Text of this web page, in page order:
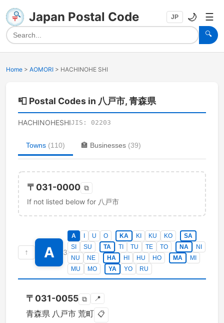
Japan Postal Code
🔍
JP 🌙 ☰
Home > AOMORI > HACHINOHE SHI
📮 Postal Codes in 八戸市, 青森県
HACHINOHESHIJIS: 02203
Towns (110) 🏣 Businesses (39)
〒 031-0000 ⧉
If not listed below for 八戸市
↑ A 3
A U O KA KI KU KO
SA
SI
SU TA TI TU TE TO NA
NI
NU
NE HA HI HU HO MA
MI
MU
MO YA YO RU
〒 031-0055 ⧉ 📍
青森県 八戸市 荒町 📋